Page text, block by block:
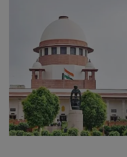
Contact
Dipotsav Special
આંતરરાષ્ટ્રીય
રાષ્ટ્રીય